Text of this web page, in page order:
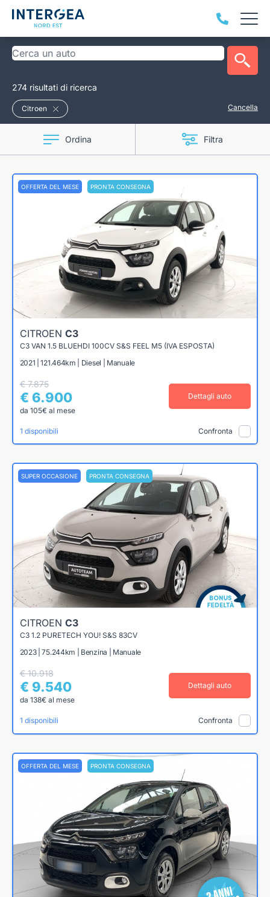
274 risultati di ricerca
Citroen Cancella
Ordina Filtra
OFFERTA DEL MESE PRONTA CONSEGNA
CITROEN C3
C3 VAN 1.5 BLUEHDI 100CV S&S FEEL M5 (IVA ESPOSTA)
2021 | 121.464km | Diesel | Manuale
€ 7.875
€ 6.900
da 105€ al mese
Dettagli auto
1 disponibili Confronta
SUPER OCCASIONE PRONTA CONSEGNA
CITROEN C3
C3 1.2 PURETECH YOU! S&S 83CV
2023 | 75.244km | Benzina | Manuale
€ 10.918
€ 9.540
da 138€ al mese
Dettagli auto
1 disponibili Confronta
OFFERTA DEL MESE PRONTA CONSEGNA